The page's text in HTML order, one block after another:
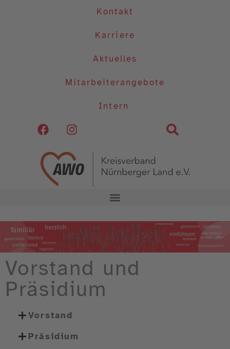
Kontakt
Karriere
Aktuelles
Mitarbeiterangebote
Intern
Vorstand und
Präsidium
Vorstand
Präsidium